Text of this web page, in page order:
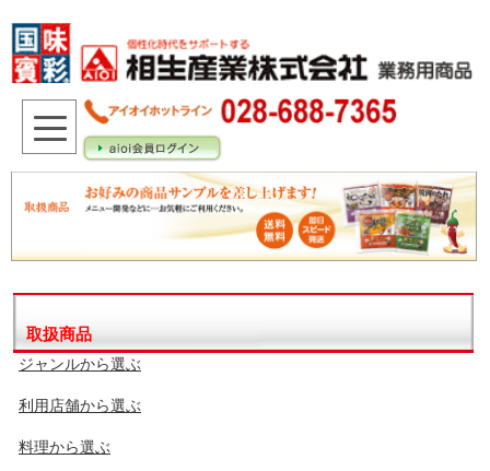
取扱商品
ジャンルから選ぶ
利用店舗から選ぶ
料理から選ぶ